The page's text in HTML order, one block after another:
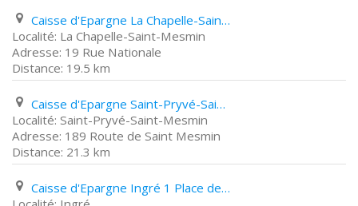
Caisse d'Epargne La Chapelle-Saint-Mesmin 19 Rue Nationale
La Chapelle-Saint-Mesmin
19 Rue Nationale
19.5 km
Caisse d'Epargne Saint-Pryvé-Saint-Mesmin 189 Route de Saint Mesmin
Saint-Pryvé-Saint-Mesmin
189 Route de Saint Mesmin
21.3 km
Caisse d'Epargne Ingré 1 Place de La Mairie